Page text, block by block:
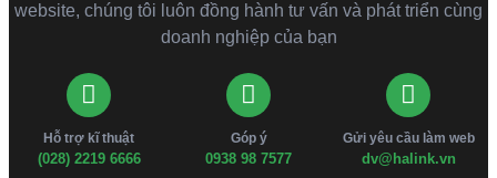
website, chúng tôi luôn đồng hành tư vấn và phát triển cùng
doanh nghiệp của bạn
Hỗ trợ kĩ thuật
(028) 2219 6666
Góp ý
0938 98 7577
Gửi yêu cầu làm web
dv@halink.vn